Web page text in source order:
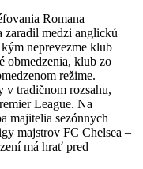
Romana
zaradil medzi anglickú
neprevezme klub
obmedzenia, klub zo
režime.
v tradičnom rozsahu,
League. Na
majitelia sezónnych
majstrov FC Chelsea –
má hrať pred